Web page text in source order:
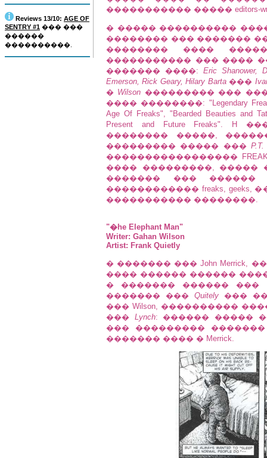
Reviews 13/10: AGE OF
SENTRY #1 ��� ���
������
����������.
����������� ����� editors-
� ����� ����������
�������� ��� �������
�������� ����
����������� ��� ����
������� ����: Eric Shanower,
Emerson, Rick Geary, Hilary Barta���
� Wilson ��������� ���
���� ��������: "Legendary Freaks",
Age Of Freaks", "Bearded Beauties and
Present and Future
�������� �����,
��������� ����� ���
�����������������
���� ���������, �����
������� ���
������������ freaks,
����������� ��������.
"�he Elephant Man"
Writer: Gahan Wilson
Artist: Frank Quietly
� ������� ��� John
���� ������ ������
� ������� ������ ���
������� ��� Quitely��� ��
��� Wilson, ����������
��� Lynch: ������ �����
��� ���������
������� ���� � Merrick.